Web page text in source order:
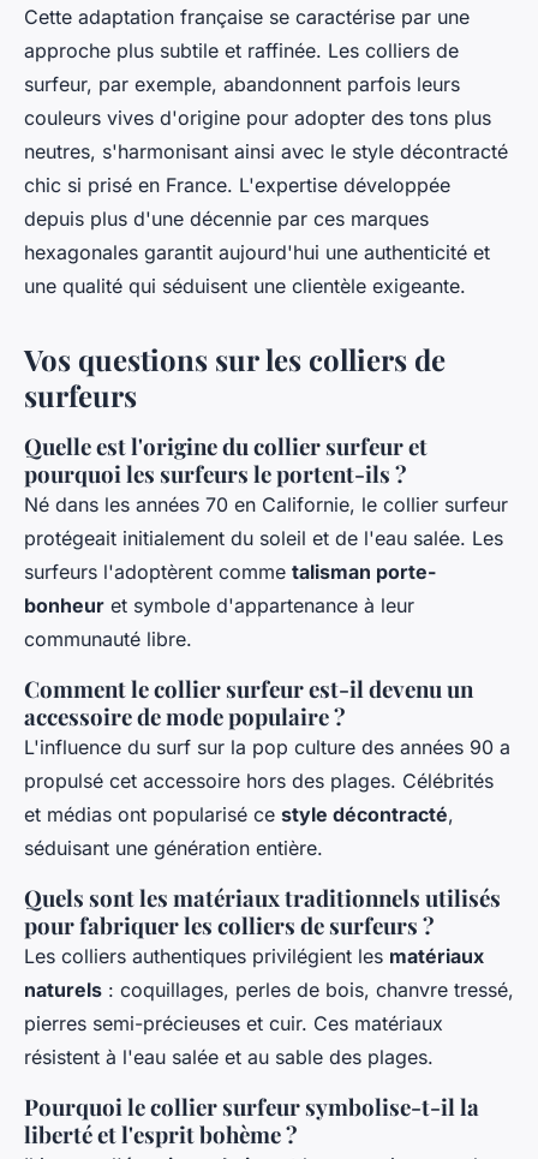
Cette adaptation française se caractérise par une
approche plus subtile et raffinée. Les colliers de
surfeur, par exemple, abandonnent parfois leurs
couleurs vives d'origine pour adopter des tons plus
neutres, s'harmonisant ainsi avec le style décontracté
chic si prisé en France. L'expertise développée
depuis plus d'une décennie par ces marques
hexagonales garantit aujourd'hui une authenticité et
une qualité qui séduisent une clientèle exigeante.
Vos questions sur les colliers de
surfeurs
Quelle est l'origine du collier surfeur et
pourquoi les surfeurs le portent-ils ?
Né dans les années 70 en Californie, le collier surfeur
protégeait initialement du soleil et de l'eau salée. Les
surfeurs l'adoptèrent comme talisman porte-
bonheur et symbole d'appartenance à leur
communauté libre.
Comment le collier surfeur est-il devenu un
accessoire de mode populaire ?
L'influence du surf sur la pop culture des années 90 a
propulsé cet accessoire hors des plages. Célébrités
et médias ont popularisé ce style décontracté,
séduisant une génération entière.
Quels sont les matériaux traditionnels utilisés
pour fabriquer les colliers de surfeurs ?
Les colliers authentiques privilégient les matériaux
naturels : coquillages, perles de bois, chanvre tressé,
pierres semi-précieuses et cuir. Ces matériaux
résistent à l'eau salée et au sable des plages.
Pourquoi le collier surfeur symbolise-t-il la
liberté et l'esprit bohème ?